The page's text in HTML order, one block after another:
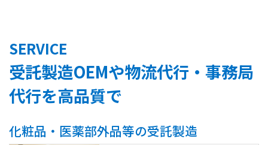
SERVICE
受託製造OEMや物流代行・事務局
代行を高品質で
化粧品・医薬部外品等の受託製造